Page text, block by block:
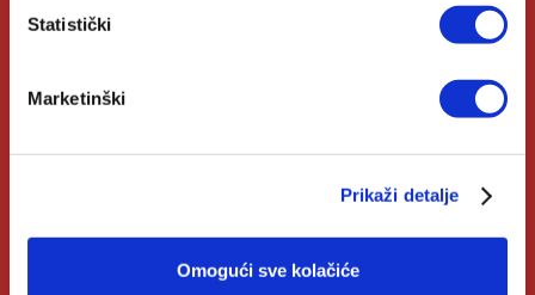
Statistički
Marketinški
Prikaži detalje
Omogući sve kolačiće
Biblioteke
Izdanja Verbum